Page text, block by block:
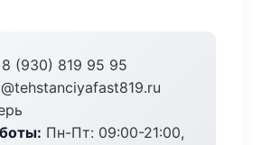
8 (930) 819 95 95
Пн-Пт: 09:00-21:00,